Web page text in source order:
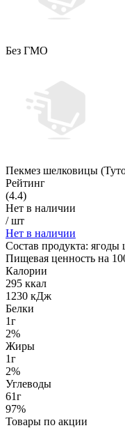
Без ГМО
Пекмез шелковицы
Рейтинг
(4.4)
Нет в наличии
/ шт
Нет в наличии
Состав продукта: ягоды
Пищевая ценность на
Калории
295 ккал
1230 кДж
Белки
1г
2%
Жиры
1г
2%
Углеводы
61г
97%
Товары по акции